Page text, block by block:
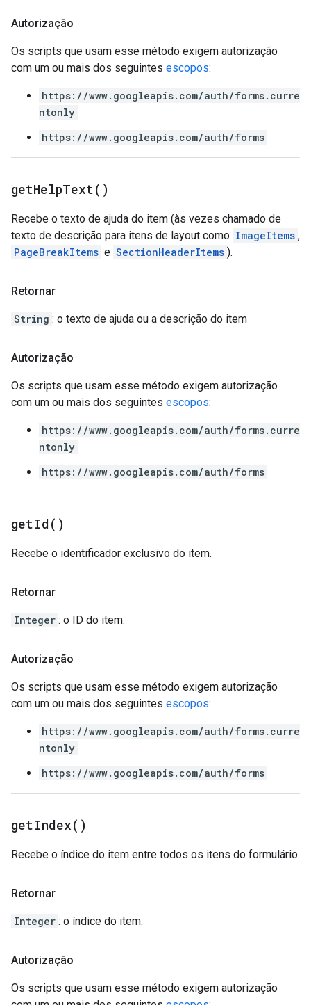
Autorização
Os scripts que usam esse método exigem autorização
com um ou mais dos seguintes escopos:
https://www.googleapis.com/auth/forms.curre
ntonly
https://www.googleapis.com/auth/forms
getHelpText( )
Recebe o texto de ajuda do item (às vezes chamado de
texto de descrição para itens de layout como ImageItems ,
PageBreakItems e SectionHeaderItems ).
Retornar
String : o texto de ajuda ou a descrição do item
Autorização
Os scripts que usam esse método exigem autorização
com um ou mais dos seguintes escopos:
https://www.googleapis.com/auth/forms.curre
ntonly
https://www.googleapis.com/auth/forms
getId( )
Recebe o identificador exclusivo do item.
Retornar
Integer : o ID do item.
Autorização
Os scripts que usam esse método exigem autorização
com um ou mais dos seguintes escopos:
https://www.googleapis.com/auth/forms.curre
ntonly
https://www.googleapis.com/auth/forms
getIndex( )
Recebe o índice do item entre todos os itens do formulário.
Retornar
Integer : o índice do item.
Autorização
Os scripts que usam esse método exigem autorização